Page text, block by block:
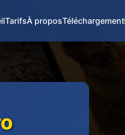
TarifsÀ proposTéléchargement